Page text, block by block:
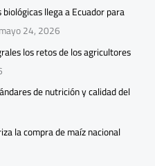
llega a Ecuador para
mayo 24, 2026
los retos de los agricultores
de nutrición y calidad del
la compra de maíz nacional